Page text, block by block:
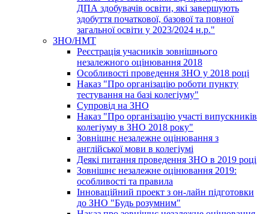
ДПА здобувачів освіти, які завершують
здобуття початкової, базової та повної
загальної освіти у 2023/2024 н.р."
ЗНО/НМТ
Реєстрація учасників зовнішнього
незалежного оцінювання 2018
Особливості проведення ЗНО у 2018 році
Наказ "Про організацію роботи пункту
тестування на базі колегіуму"
Супровід на ЗНО
Наказ "Про організацію участі випускників
колегіуму в ЗНО 2018 року"
Зовнішнє незалежне оцінювання з
англійської мови в колегіумі
Деякі питання проведення ЗНО в 2019 році
Зовнішнє незалежне оцінювання 2019:
особливості та правила
Інноваційний проект з он-лайн підготовки
до ЗНО "Будь розумним"